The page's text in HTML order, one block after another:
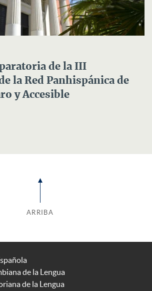
de la III
la Red Panhispánica de
y Accesible
ARRIBA
de la Lengua
de la Lengua